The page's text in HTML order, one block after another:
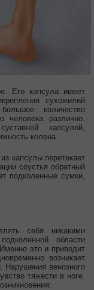
Его капсула имеет
сухожилий
количество
человека различно.
капсулой,
колена.
капсулы перетекает
соустья обратный
подколенные сумки,
себя никакими
области
это и приводит
возникает
Нарушения венозного
тяжести в ноге.